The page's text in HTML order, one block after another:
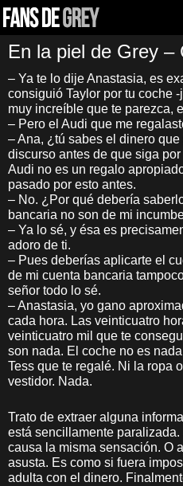
En la piel de Grey –
– Ya te lo dije Anastasia, es
consiguió Taylor por tu coche
muy increíble que te parezca,
– Pero el Audi que me
– Ana, ¿tú sabes el dinero
discurso antes de que siga
Audi no es un regalo
pasado por esto antes.
– No. ¿Por qué debería
bancaria no son de mi
– Ya lo sé, y ésa es
adoro de ti.
– Pues deberías aplicarte el
de mi cuenta bancaria
señor todo lo sé.
– Anastasia, yo gano
cada hora. Las veinticuatro
veinticuatro mil que te
son nada. El coche no es
Tess que te regalé. Ni la ropa
vestidor. Nada.
Trato de extraer alguna
está sencillamente
causa la misma sensación. O
asusta. Es como si fuera
adulta con el dinero.